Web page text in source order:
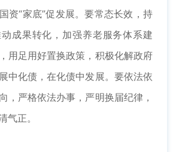
资“家底”促发展。要常态长效，持
成果转化，加强养老服务体系建
用足用好置换政策，积极化解政府
中化债，在化债中发展。要依法依
，严格依法办事，严明换届纪律，
气正。